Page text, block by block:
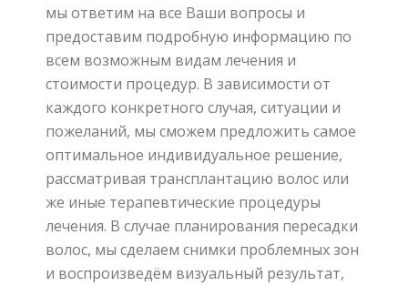
мы ответим на все Ваши вопросы и
предоставим подробную информацию по
всем возможным видам лечения и
стоимости процедур. В зависимости от
каждого конкретного случая, ситуации и
пожеланий, мы сможем предложить самое
оптимальное индивидуальное решение,
рассматривая трансплантацию волос или
же иные терапевтические процедуры
лечения. В случае планирования пересадки
волос, мы сделаем снимки проблемных зон
и воспроизведём визуальный результат,